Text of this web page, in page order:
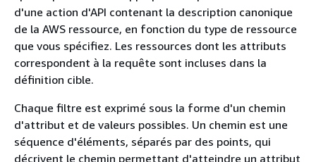
d'une action d'API contenant la description canonique
de la AWS ressource, en fonction du type de ressource
que vous spécifiez. Les ressources dont les attributs
correspondent à la requête sont incluses dans la
définition cible.
Chaque filtre est exprimé sous la forme d'un chemin
d'attribut et de valeurs possibles. Un chemin est une
séquence d'éléments, séparés par des points, qui
décrivent le chemin permettant d'atteindre un attribut